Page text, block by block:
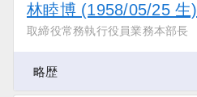
林睦博 (1958/05/25 生)
取締役常務執行役員業務本部長
略歴